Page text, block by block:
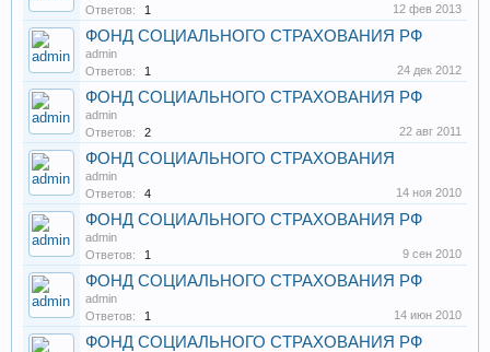
Ответов:
1 12 фев 2013
ФОНД СОЦИАЛЬНОГО СТРАХОВАНИЯ РФ
admin
Ответов:
1 24 дек 2012
ФОНД СОЦИАЛЬНОГО СТРАХОВАНИЯ РФ
admin
Ответов:
2 22 авг 2011
ФОНД СОЦИАЛЬНОГО СТРАХОВАНИЯ
admin
Ответов:
4 14 ноя 2010
ФОНД СОЦИАЛЬНОГО СТРАХОВАНИЯ РФ
admin
Ответов:
1 9 сен 2010
ФОНД СОЦИАЛЬНОГО СТРАХОВАНИЯ РФ
admin
Ответов:
1 14 июн 2010
ФОНД СОЦИАЛЬНОГО СТРАХОВАНИЯ РФ